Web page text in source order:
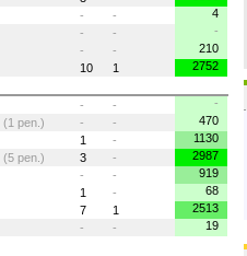
- -
4
- -
-
- -
210
10 1
2752
- -
-
(1 pen.) - -
470
1 -
1130
(5 pen.) 3 -
2987
- -
919
1 -
68
7 1
2513
- -
19